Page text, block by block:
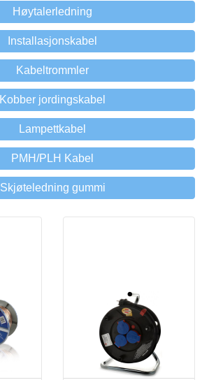
Høytalerledning
Installasjonskabel
Kabeltrommler
Kobber jordingskabel
Lampettkabel
PMH/PLH Kabel
Skjøteledning gummi